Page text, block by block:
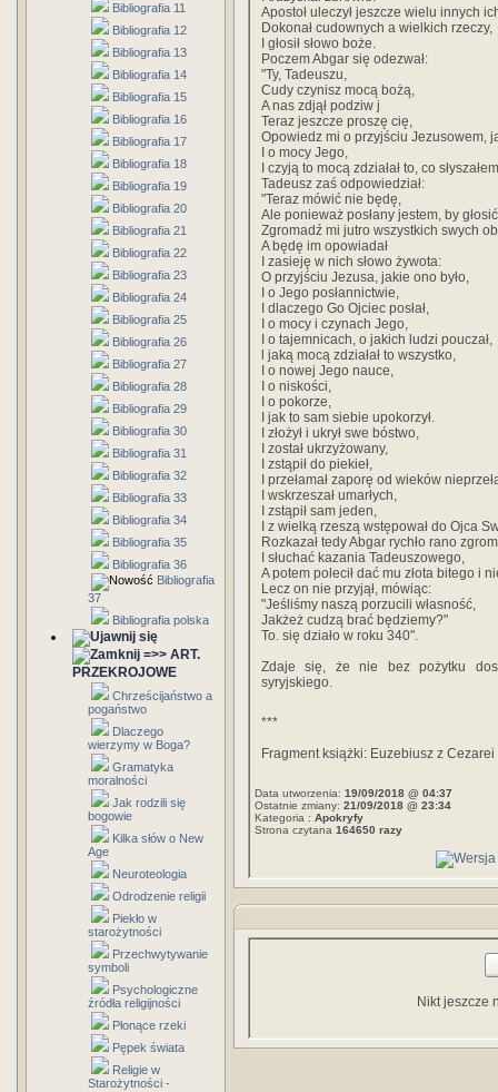
Bibliografia 11
Bibliografia 12
Bibliografia 13
Bibliografia 14
Bibliografia 15
Bibliografia 16
Bibliografia 17
Bibliografia 18
Bibliografia 19
Bibliografia 20
Bibliografia 21
Bibliografia 22
Bibliografia 23
Bibliografia 24
Bibliografia 25
Bibliografia 26
Bibliografia 27
Bibliografia 28
Bibliografia 29
Bibliografia 30
Bibliografia 31
Bibliografia 32
Bibliografia 33
Bibliografia 34
Bibliografia 35
Bibliografia 36
Bibliografia
37
Bibliografia polska
=>> ART.
PRZEKROJOWE
Chrześcijaństwo a
pogaństwo
Dlaczego
wierzymy w Boga?
Gramatyka
moralności
Jak rodzili się
bogowie
Kilka słów o New
Age
Neuroteologia
Odrodzenie religii
Piekło w
starożytności
Przechwytywanie
symboli
Psychologiczne
źródła religijności
Płonące rzeki
Pępek świata
Religie w
Starożytności -
Apostoł uleczył jeszcze wielu innych
Dokonał cudownych a wielkich rzeczy,
I głosił słowo boże.
Poczem Abgar się odezwał:
"Ty, Tadeuszu,
Cudy czynisz mocą bożą,
A nas zdjął podziw j
Teraz jeszcze proszę cię,
Opowiedz mi o przyjściu Jezusowem,
I o mocy Jego,
I czyją to mocą zdziałał to, co
Tadeusz zaś odpowiedział:
"Teraz mówić nie będę,
Ale ponieważ posłany jestem, by
Zgromadź mi jutro wszystkich swych
A będę im opowiadał
I zasieję w nich słowo żywota:
O przyjściu Jezusa, jakie ono było,
I o Jego posłannictwie,
I dlaczego Go Ojciec posłał,
I o mocy i czynach Jego,
I o tajemnicach, o jakich ludzi pouczał,
l jaką mocą zdziałał to wszystko,
I o nowej Jego nauce,
I o niskości,
I o pokorze,
I jak to sam siebie upokorzył.
I złożył i ukrył swe bóstwo,
I został ukrzyżowany,
I zstąpił do piekieł,
I przełamał zaporę od wieków
I wskrzeszał umarłych,
I zstąpił sam jeden,
I z wielką rzeszą wstępował do Ojca
Rozkazał tedy Abgar rychło rano
I słuchać kazania Tadeuszowego,
A potem polecił dać mu złota bitego i
Lecz on nie przyjął, mówiąc:
"Jeśliśmy naszą porzucili własność,
Jakżeż cudzą brać będziemy?"
To. się działo w roku 340".
Zdaje się, że nie bez pożytku
syryjskiego.
***
Fragment książki: Euzebiusz z
Data utworzenia: 19/09/2018 @ 04:37
Ostatnie zmiany: 21/09/2018 @ 23:34
Kategoria : Apokryfy
Strona czytana 164650 razy
Nikt jeszcze